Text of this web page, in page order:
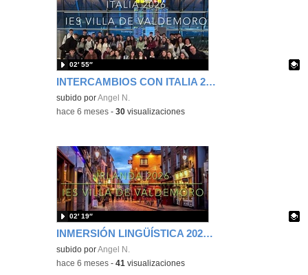
INTERCAMBIOS CON ITALIA 2026 IES VILLA DE VALDEMORO
Contenido educativo.
subido porAngel N.
02′ 55″
-hace 6 meses -30 visualizaciones
INMERSIÓN LINGÜÍSTICA 2026 IES VILLA DE VALDEMORO
Contenido educativo.
subido porAngel N.
02′ 19″
-hace 6 meses -41 visualizaciones